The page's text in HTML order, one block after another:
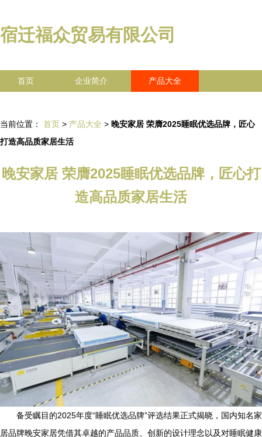
宿迁福众贸易有限公司
首页 企业简介 产品大全
当前位置： 首页 > 产品大全 > 晚安家居 荣膺2025睡眠优选品牌，匠心
打造高品质家居生活
晚安家居 荣膺2025睡眠优选品牌，匠心打
造高品质家居生活
备受瞩目的2025年度“睡眠优选品牌”评选结果正式揭晓，国内知名家
居品牌晚安家居凭借其卓越的产品品质、创新的设计理念以及对睡眠健康